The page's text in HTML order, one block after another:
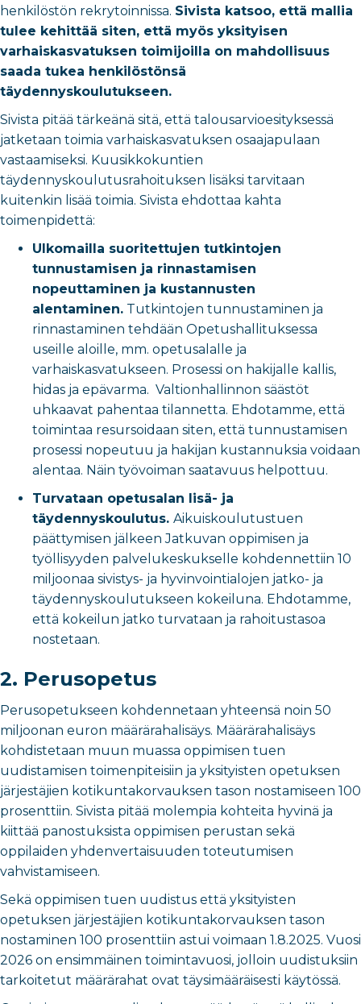
henkilöstön rekrytoinnissa. Sivista katsoo, että mallia
tulee kehittää siten, että myös yksityisen
varhaiskasvatuksen toimijoilla on mahdollisuus
saada tukea henkilöstönsä
täydennyskoulutukseen.
Sivista pitää tärkeänä sitä, että talousarvioesityksessä
jatketaan toimia varhaiskasvatuksen osaajapulaan
vastaamiseksi. Kuusikkokuntien
täydennyskoulutusrahoituksen lisäksi tarvitaan
kuitenkin lisää toimia. Sivista ehdottaa kahta
toimenpidettä:
Ulkomailla suoritettujen tutkintojen
tunnustamisen ja rinnastamisen
nopeuttaminen ja kustannusten
alentaminen. Tutkintojen tunnustaminen ja
rinnastaminen tehdään Opetushallituksessa
useille aloille, mm. opetusalalle ja
varhaiskasvatukseen. Prosessi on hakijalle kallis,
hidas ja epävarma. Valtionhallinnon säästöt
uhkaavat pahentaa tilannetta. Ehdotamme, että
toimintaa resursoidaan siten, että tunnustamisen
prosessi nopeutuu ja hakijan kustannuksia voidaan
alentaa. Näin työvoiman saatavuus helpottuu.
Turvataan opetusalan lisä- ja
täydennyskoulutus. Aikuiskoulutustuen
päättymisen jälkeen Jatkuvan oppimisen ja
työllisyyden palvelukeskukselle kohdennettiin 10
miljoonaa sivistys- ja hyvinvointialojen jatko- ja
täydennyskoulutukseen kokeiluna. Ehdotamme,
että kokeilun jatko turvataan ja rahoitustasoa
nostetaan.
2. Perusopetus
Perusopetukseen kohdennetaan yhteensä noin 50
miljoonan euron määrärahalisäys. Määrärahalisäys
kohdistetaan muun muassa oppimisen tuen
uudistamisen toimenpiteisiin ja yksityisten opetuksen
järjestäjien kotikuntakorvauksen tason nostamiseen 100
prosenttiin. Sivista pitää molempia kohteita hyvinä ja
kiittää panostuksista oppimisen perustan sekä
oppilaiden yhdenvertaisuuden toteutumisen
vahvistamiseen.
Sekä oppimisen tuen uudistus että yksityisten
opetuksen järjestäjien kotikuntakorvauksen tason
nostaminen 100 prosenttiin astui voimaan 1.8.2025. Vuosi
2026 on ensimmäinen toimintavuosi, jolloin uudistuksiin
tarkoitetut määrärahat ovat täysimääräisesti käytössä.